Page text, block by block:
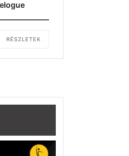
RÉSZLETEK